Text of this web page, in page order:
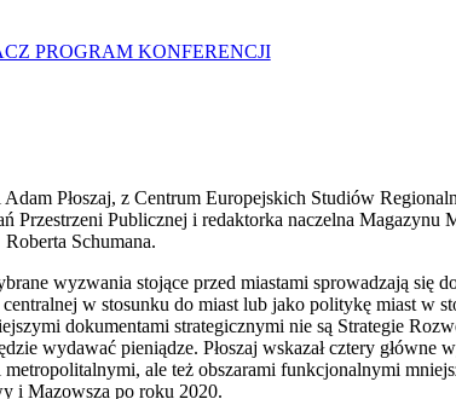
PROGRAM KONFERENCJI
Adam Płoszaj, z Centrum Europejskich Studiów
Publicznej i redaktorka naczelna Magazynu
Schumana.
wyzwania stojące przed miastami sprowadzają się
w stosunku do miast lub jako politykę miast w
dokumentami strategicznymi nie są Strategie
wydawać pieniądze. Płoszaj wskazał cztery główne
ale też obszarami funkcjonalnymi
i Mazowsza po roku 2020.